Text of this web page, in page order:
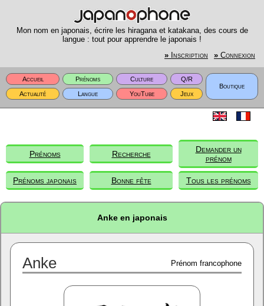
Mon nom en japonais, écrire les hiragana et katakana, des cours de
langue : tout pour apprendre le japonais !
» Inscription » Connexion
Accueil Prénoms Culture
Q/R
Boutique
Actualité
Langue YouTube Jeux
Prénoms Recherche
Demander un
prénom
Prénoms japonais Bonne fête Tous les prénoms
Anke en japonais
Anke Prénom francophone